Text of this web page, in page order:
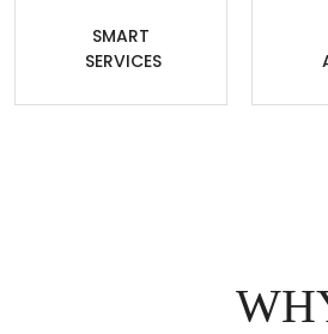
SMART
SERVICES